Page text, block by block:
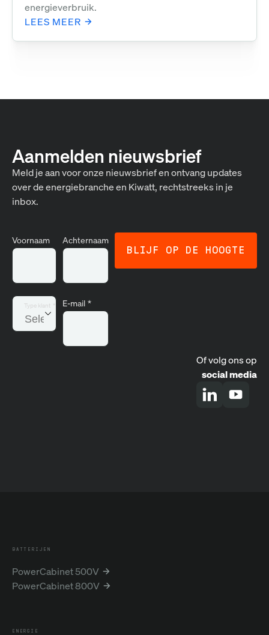
energieverbruik.
LEES MEER
Aanmelden nieuwsbrief
Meld je aan voor onze nieuwsbrief en ontvang updates
over de energiebranche en Kiwatt, rechtstreeks in je
inbox.
Voornaam Achternaam
Type klant * E-mail *
Of volg ons op
social media
BATTERIJEN
PowerCabinet 500V
PowerCabinet 800V
ENERGIE